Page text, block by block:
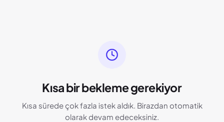
Kısa bir bekleme gerekiyor
Kısa sürede çok fazla istek aldık. Birazdan otomatik
olarak devam edeceksiniz.